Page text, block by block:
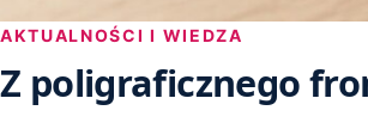
AKTUALNOŚCI I WIEDZA
Z poligraficznego